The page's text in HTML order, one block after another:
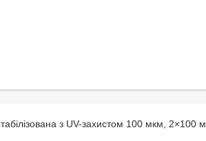
з UV-захистом 100 мкм, 2×100 м